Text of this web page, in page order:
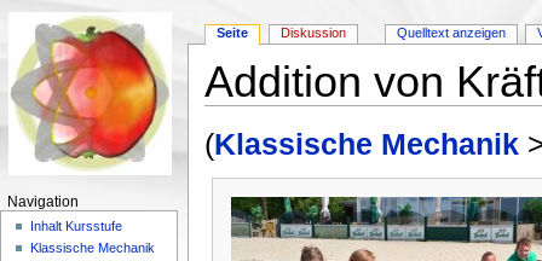
Addition von
(Klassische Mechanik
Seite Diskussion Quelltext anzeigen
Navigation
Inhalt Kursstufe
Klassische Mechanik